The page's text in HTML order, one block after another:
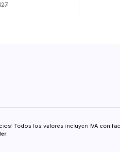
Todos los valores incluyen IVA con
.